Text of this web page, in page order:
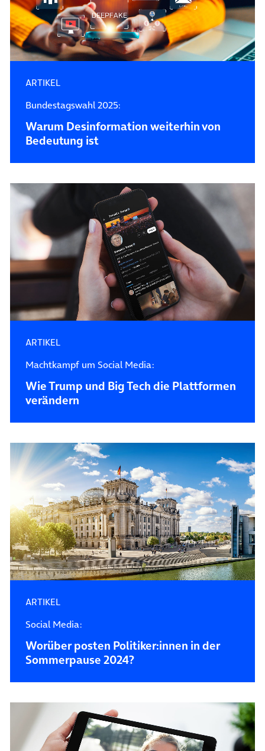
ARTIKEL
Bundestagswahl 2025:
Warum Desin­forma­tion weiterhin von
Bedeutung ist
ARTIKEL
Machtkampf um Social Media:
Wie Trump und Big Tech die Plattformen
verändern
ARTIKEL
Social Media:
Worüber posten Politiker:innen in der
Sommerpause 2024?